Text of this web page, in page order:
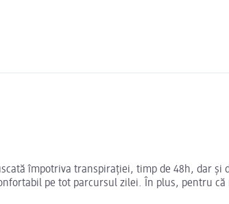
împotriva transpirației, timp de 48h, dar
pe tot parcursul zilei. În plus, pentru